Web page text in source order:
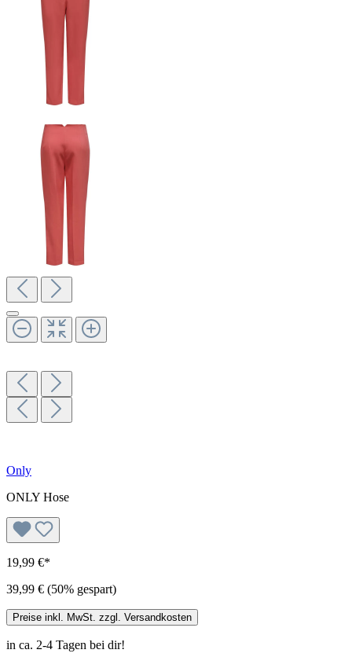
Only
ONLY Hose
19,99 €*
39,99 € (50% gespart)
Preise inkl. MwSt. zzgl. Versandkosten
in ca. 2-4 Tagen bei dir!